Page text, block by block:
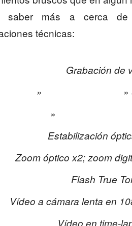
saber más a cerca
técnicas:
Grabación de
» » en
» » en
Estabilización
Zoom óptico x2; zoom
Flash True
Vídeo a cámara lenta en
Vídeo en time-